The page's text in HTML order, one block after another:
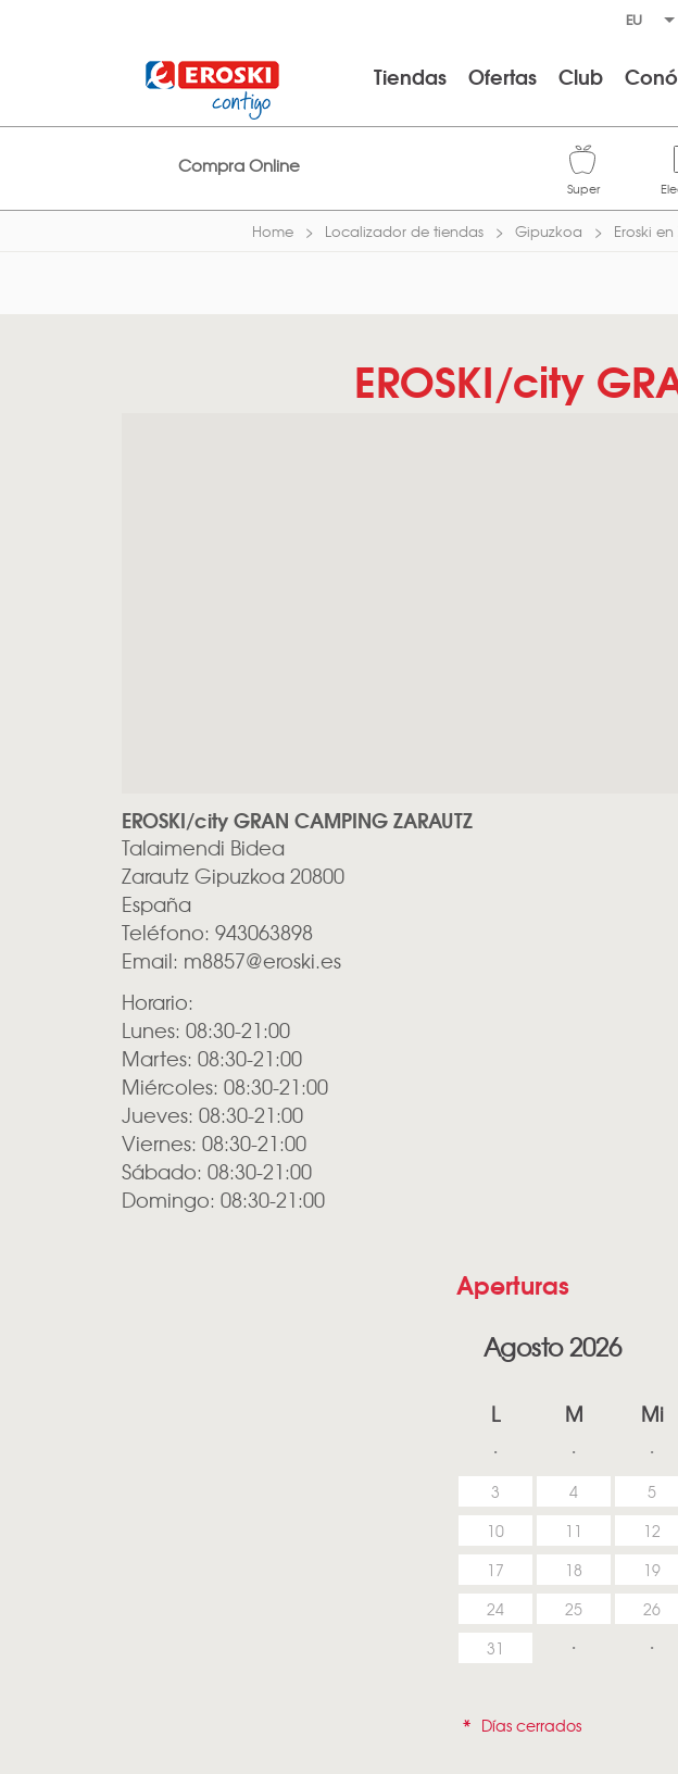
Tiendas Ofertas Club
Compra Online
Home Localizador de tiendas Gipuzkoa Eroski
EROSKI/city
EROSKI/city GRAN CAMPING ZARAUTZ
Talaimendi Bidea
ZarautzGipuzkoa 20800
España
Teléfono: 943063898
Email: m8857@eroski.es
Horario:
Lunes: 08:30-21:00
Martes: 08:30-21:00
Miércoles: 08:30-21:00
Jueves: 08:30-21:00
Viernes: 08:30-21:00
Sábado: 08:30-21:00
Domingo: 08:30-21:00
Aperturas
Agosto 2026
L M Mi
3
4 5
10
11 12
17
18 19
24
25 26
31
* Días cerrados